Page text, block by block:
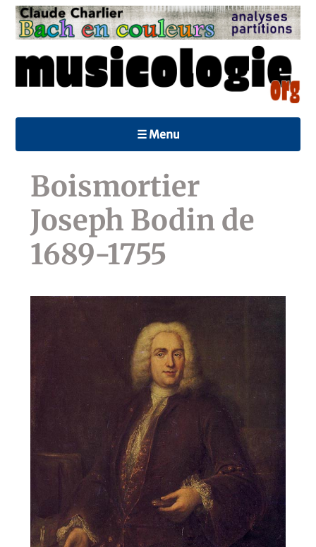
☰ Menu
Boismortier
Joseph Bodin de
1689-1755